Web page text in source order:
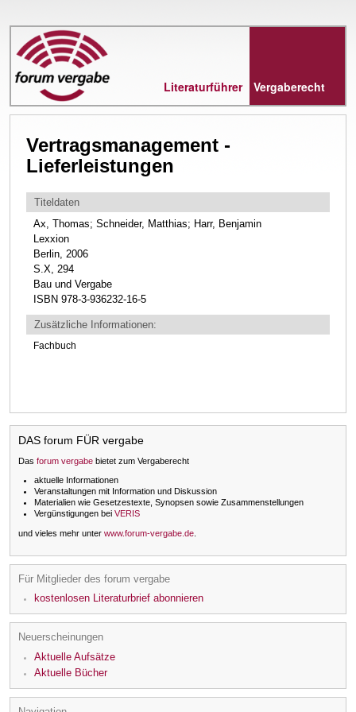
Literaturführer Vergaberecht
Vertragsmanagement -
Lieferleistungen
Titeldaten
Ax, Thomas; Schneider, Matthias; Harr, Benjamin
Lexxion
Berlin, 2006
S.X, 294
Bau und Vergabe
ISBN 978-3-936232-16-5
Zusätzliche Informationen:
Fachbuch
DAS forum FÜR vergabe
Das forum vergabe bietet zum Vergaberecht
aktuelle Informationen
Veranstaltungen mit Information und Diskussion
Materialien wie Gesetzestexte, Synopsen sowie Zusammenstellungen
Vergünstigungen bei VERIS
und vieles mehr unter www.forum-vergabe.de
Für Mitglieder des forum vergabe
kostenlosen Literaturbrief abonnieren
Neuerscheinungen
Aktuelle Aufsätze
Aktuelle Bücher